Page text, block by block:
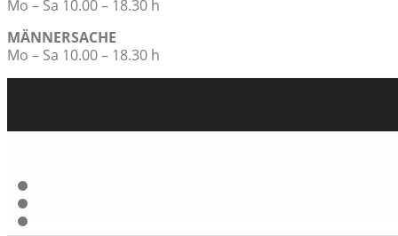
Mo – Sa 10.00 – 18.30 h
MÄNNERSACHE
Mo – Sa 10.00 – 18.30 h